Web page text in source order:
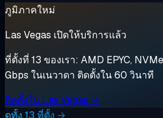
ภูมิภาคใหม่
Las Vegas เปิดให้บริการแล้ว
ที่ตั้งที่ 13 ของเรา: AMD EPYC,
Gbps ในเนวาดา ติดตั้งใน 60 วินาที
ติดตั้งใน Las Vegas →
ดูทั้ง 13 ที่ตั้ง →